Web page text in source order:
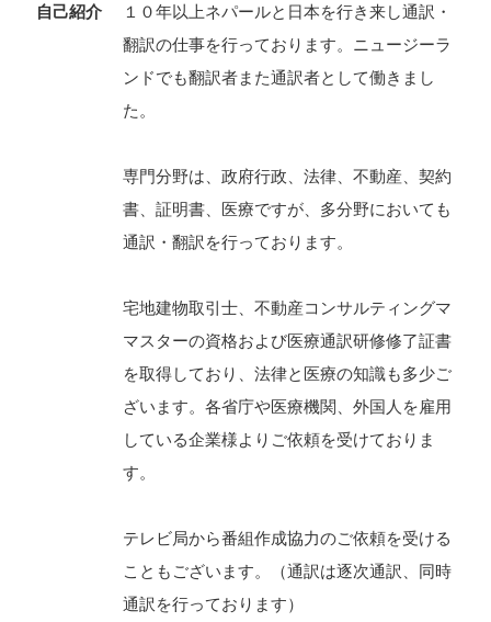
自己紹介
１０年以上ネパールと日本を行き来し通訳・
翻訳の仕事を行っております。ニュージーラ
ンドでも翻訳者また通訳者として働きまし
た。
専門分野は、政府行政、法律、不動産、契約
書、証明書、医療ですが、多分野においても
通訳・翻訳を行っております。
宅地建物取引士、不動産コンサルティングマ
マスターの資格および医療通訳研修修了証書
を取得しており、法律と医療の知識も多少ご
ざいます。各省庁や医療機関、外国人を雇用
している企業様よりご依頼を受けておりま
す。
テレビ局から番組作成協力のご依頼を受ける
こともございます。（通訳は逐次通訳、同時
通訳を行っております）